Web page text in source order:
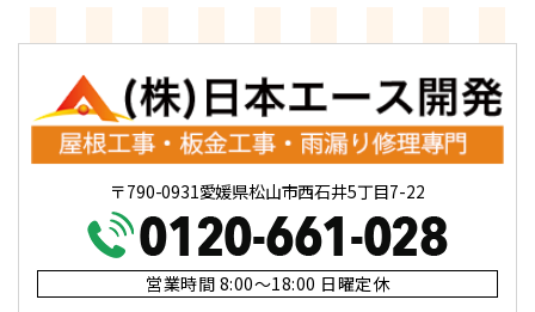
〒790-0931愛媛県松山市西石井5丁目7-22
営業時間 8:00～18:00 日曜定休